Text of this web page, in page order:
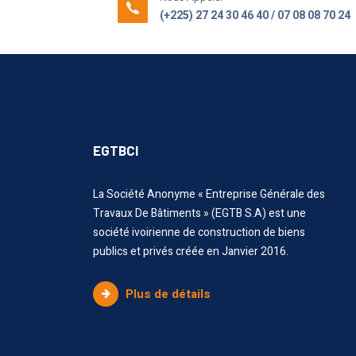
(+225) 27 24 30 46 40 / 07 08 08 70 24
EGTBCI
La Société Anonyme « Entreprise Générale des
Travaux De Bâtiments » (EGTB S.A) est une
société ivoirienne de construction de biens
publics et privés créée en Janvier 2016.
Plus de détails